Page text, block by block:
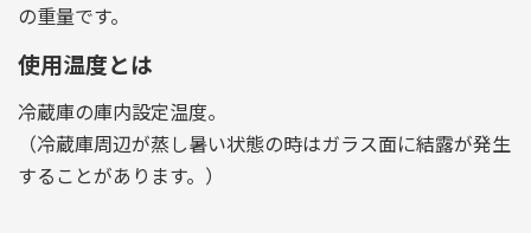
の重量です。
使用温度とは
冷蔵庫の庫内設定温度。
（冷蔵庫周辺が蒸し暑い状態の時はガラス面に結露が発生
することがあります。）